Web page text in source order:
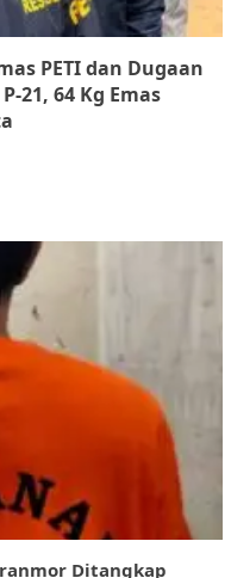
PETI dan Dugaan
21, 64 Kg Emas
Ditangkap